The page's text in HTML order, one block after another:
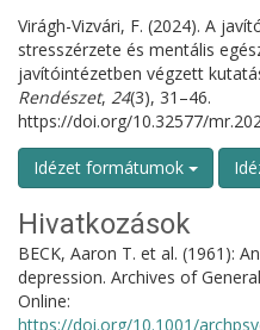
Virágh-Vizvári, F. (2024). A
stresszérzete és mentális
javítóintézetben végzett
Rendészet, 24(3), 31–46.
https://doi.org/10.32577/
Idézet formátumok
Hivatkozások
BECK, Aaron T. et al. (1961):
depression. Archives of
Online:
https://doi.org/10.1001/